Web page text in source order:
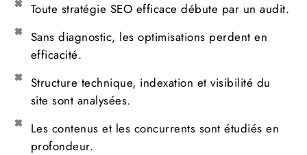
Toute stratégie SEO efficace débute par un audit.
Sans diagnostic, les optimisations perdent en
efficacité.
Structure technique, indexation et visibilité du
site sont analysées.
Les contenus et les concurrents sont étudiés en
profondeur.